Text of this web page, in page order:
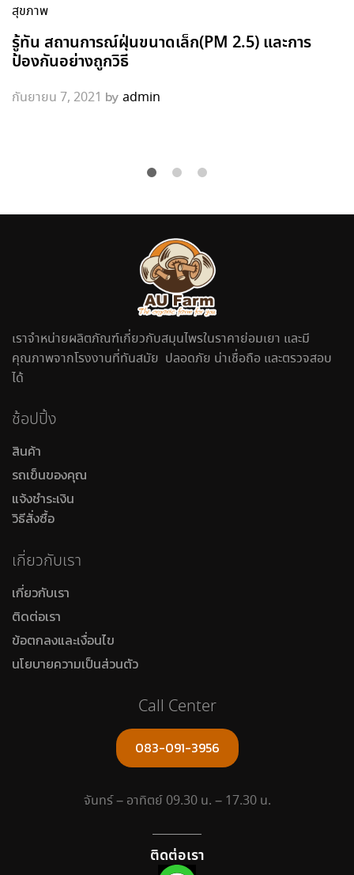
สุขภาพ
รู้ทัน สถานการณ์ฝุ่นขนาดเล็ก(PM 2.5) และการ
ป้องกันอย่างถูกวิธี
กันยายน 7, 2021 by admin
เราจำหน่ายผลิตภัณฑ์เกี่ยวกับสมุนไพรในราคาย่อมเยา และมี
คุณภาพจากโรงงานที่ทันสมัย ปลอดภัย น่าเชื่อถือ และตรวจสอบ
ได้
ช้อปปิ้ง
สินค้า
รถเข็นของคุณ
แจ้งชำระเงิน
วิธีสั่งซื้อ
เกี่ยวกับเรา
เกี่ยวกับเรา
ติดต่อเรา
ข้อตกลงและเงื่อนไข
นโยบายความเป็นส่วนตัว
Call Center
083-091-3956
จันทร์ – อาทิตย์ 09.30 น. – 17.30 น.
ติดต่อเรา